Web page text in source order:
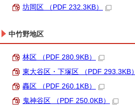
坊岡区 （PDF 232.3KB）
中竹野地区
林区 （PDF 280.9KB）
東大谷区・下塚区 （PDF 293.3KB）
轟区 （PDF 260.1KB）
鬼神谷区 （PDF 250.0KB）